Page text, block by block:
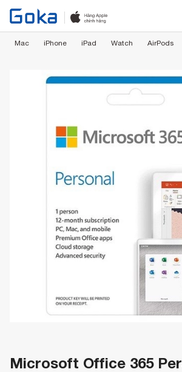
Mac iPhone iPad Watch AirPods
Microsoft Office 365